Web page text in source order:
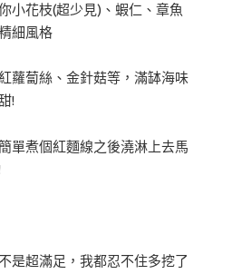
小花枝(超少見)、蝦仁、章魚
細風格
蘿蔔絲、金針菇等，滿缽海味
!
單煮個紅麵線之後澆淋上去馬
是超滿足，我都忍不住多挖了